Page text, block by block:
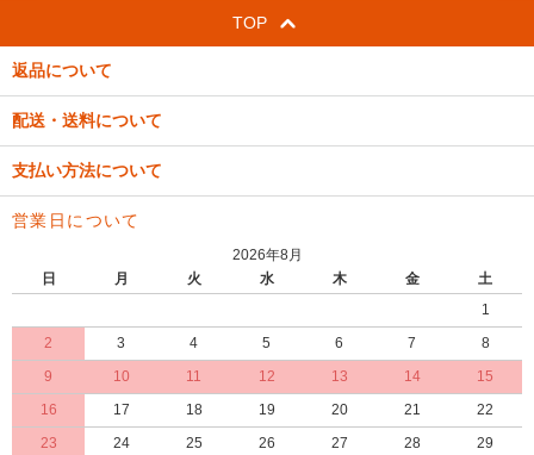
TOP
返品について
配送・送料について
支払い方法について
営業日について
2026年8月
日
月 火 水 木 金
土
1
2
3 4 5 6 7
8
9
10 11 12 13 14
15
16
17 18 19 20 21
22
23
24 25 26 27 28
29